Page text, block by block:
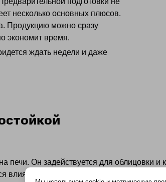
несколько основных плюсов.
Продукцию можно сразу
экономит время.
ждать недели и даже
печи. Он задействуется для облицовки и
влиянию высоких температур.